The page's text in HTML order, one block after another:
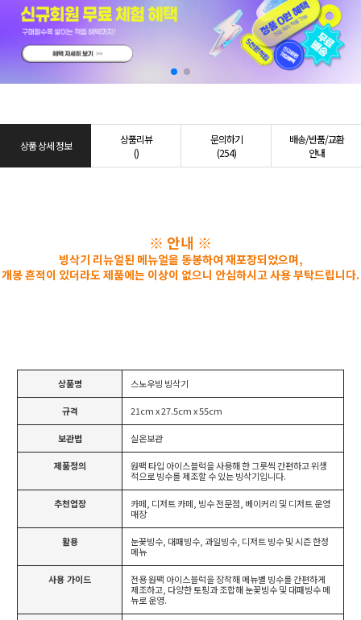
상품 상세 정보
상품리뷰
()
문의하기
(254)
배송/반품/교환
안내
※ 안내 ※
빙삭기 리뉴얼된 메뉴얼을 동봉하여 재포장되었으며,
개봉 흔적이 있더라도 제품에는 이상이 없으니 안심하시고 사용 부탁드립니다.
상품명 스노우빙 빙삭기
규격 21cm x 27.5cm x 55cm
보관법 실온보관
제품정의
원팩 타입 아이스블럭을 사용해 한 그릇씩 간편하고 위생
적으로 빙수를 제조할 수 있는 빙삭기입니다.
추천업장
카페, 디저트 카페, 빙수 전문점, 베이커리 및 디저트 운영
매장
활용
눈꽃빙수, 대패빙수, 과일빙수, 디저트 빙수 및 시즌 한정
메뉴
사용 가이드
전용 원팩 아이스블럭을 장착해 메뉴별 빙수를 간편하게
제조하고, 다양한 토핑과 조합해 눈꽃빙수 및 대패빙수 메
뉴로 운영.